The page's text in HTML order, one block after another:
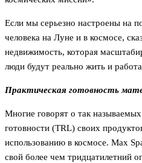
Если мы серьезно настроены на
человека на Луне и в космосе,
недвижимость, которая
люди будут реально жить и
Практическая готовность
Многие говорят о так
готовности (TRL) своих
использованию в космосе. Max
свой более чем тридцатилетний